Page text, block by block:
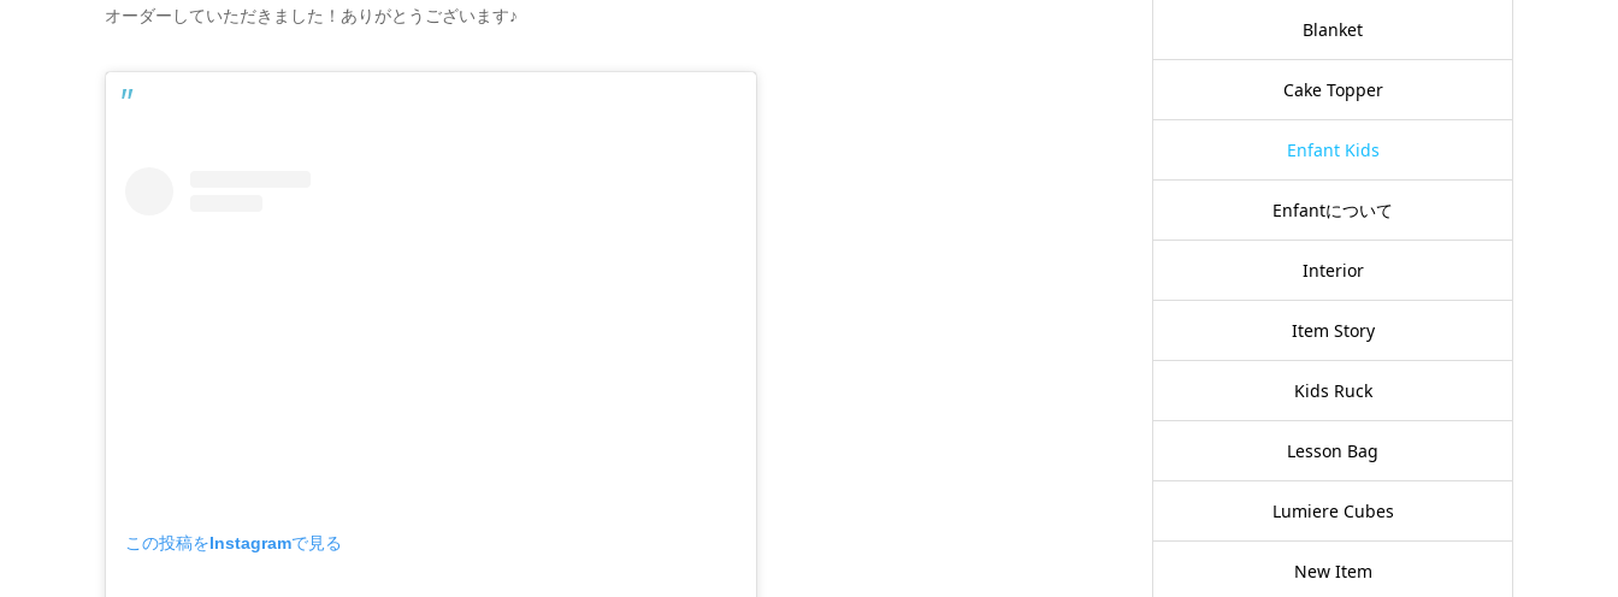
オーダーしていただきました！ありがとうございます♪
この投稿をInstagramで見る
Blanket
Cake Topper
Enfant Kids
Enfantについて
Interior
Item Story
Kids Ruck
Lesson Bag
Lumiere Cubes
New Item